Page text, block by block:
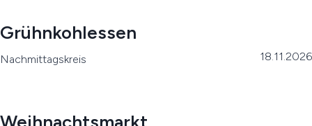
Grühnkohlessen
Nachmittagskreis 18.11.2026
Weihnachtsmarkt